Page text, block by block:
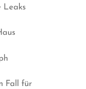
Leaks
Fall für